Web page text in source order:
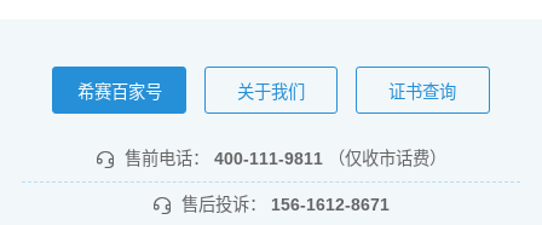
希赛百家号 关于我们 证书查询
售前电话： 400-111-9811 （仅收市话费）
售后投诉： 156-1612-8671